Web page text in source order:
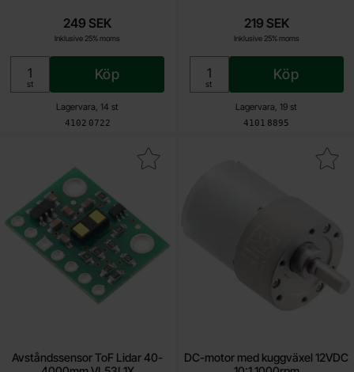
Art. nr
4102 0722
Lagervara, 14 st
249 SEK
Inklusive 25% moms
Enhet:
st
Köp
Art. nr
4101 8895
Lagervara, 19 st
219 SEK
Inklusive 25% moms
Enhet:
st
Köp
Avståndssensor ToF Lidar 40-
avståndssensor ToF Lidar 40-4000mm VL53L1X som favorit
DC-motor med kuggväxel 12VDC
Makera dC-motor med kuggväxel